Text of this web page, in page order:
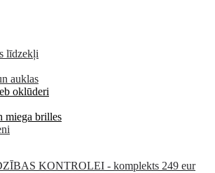
līdzekļi
auklas
oklūderi
miega brilles
KONTROLEI - komplekts 249 eur